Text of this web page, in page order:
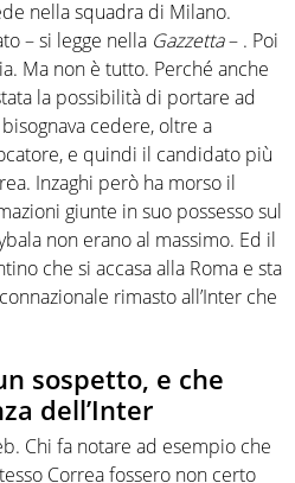
nella squadra di Milano.
– si legge nella Gazzetta– . Poi
Ma non è tutto. Perché anche
la possibilità di portare ad
cedere, oltre a
e quindi il candidato più
Inzaghi però ha morso il
giunte in suo possesso sul
non erano al massimo. Ed il
che si accasa alla Roma e sta
rimasto all’Inter che
sospetto, e che
dell’Inter
Chi fa notare ad esempio che
Correa fossero non certo